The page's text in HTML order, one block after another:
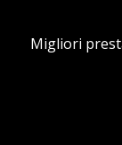
Migliori